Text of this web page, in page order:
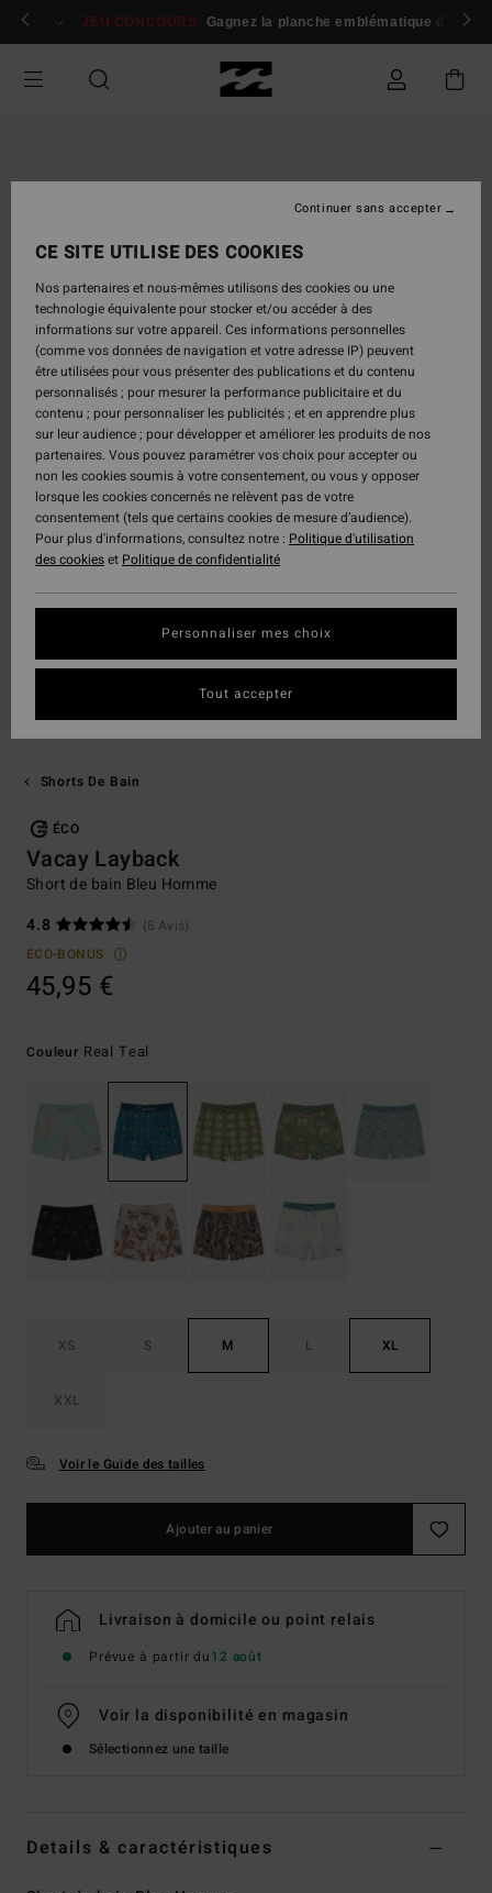
Passer
Se connecter / s'inscrire
JEU CONCOURS Gagnez la planche emblématique d'Andy
Shorts De Bain
ÉCO
Vacay Layback
Short de bain Bleu Homme
4.8
(8 Avis)
ECO-BONUS
45,95 €
Couleur Real Teal
XS S M L XL
XXL
Voir le Guide des tailles
Ajouter au panier
Livraison à domicile ou point relais
Prévue à partir du12 août
Voir la disponibilité en magasin
Sélectionnez une taille
Details & caractéristiques
CE SITE UTILISE DES COOKIES
Nos partenaires et nous-mêmes utilisons des cookies ou une
technologie équivalente pour stocker et/ou accéder à des
informations sur votre appareil. Ces informations personnelles
(comme vos données de navigation et votre adresse IP) peuvent
être utilisées pour vous présenter des publications et du contenu
personnalisés ; pour mesurer la performance publicitaire et du
contenu ; pour personnaliser les publicités ; et en apprendre plus
sur leur audience ; pour développer et améliorer les produits de nos
partenaires. Vous pouvez paramétrer vos choix pour accepter ou
non les cookies soumis à votre consentement, ou vous y opposer
lorsque les cookies concernés ne relèvent pas de votre
consentement (tels que certains cookies de mesure d’audience).
Pour plus d'informations, consultez notre : Politique d'utilisation
des cookieset Politique de confidentialité
Personnaliser mes choix
Continuer sans accepter
Tout accepter